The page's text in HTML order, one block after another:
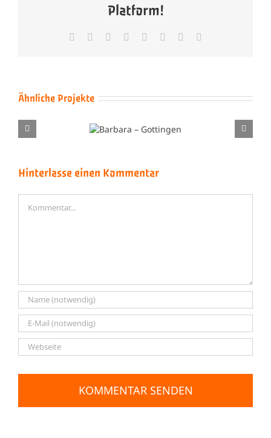
Platform!
Facebook Reddit LinkedIn
TumblrPinterest
Ähnliche Projekte
Barbara –
Brenda Lee – Drei
Hinterlasse einen Kommentar